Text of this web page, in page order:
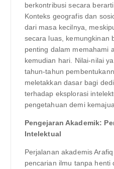
berkontribusi secara
Konteks geografis dan
dari masa kecilnya,
secara luas, kemungkinan
penting dalam memahami
kemudian hari. Nilai-nilai
tahun-tahun
meletakkan dasar bagi
terhadap eksplorasi
pengetahuan demi
Pengejaran Akademik:
Intelektual
Perjalanan akademis
pencarian ilmu tanpa henti